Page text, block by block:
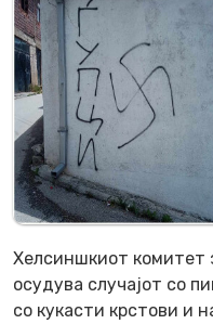
Хелсиншкиот комитет
осудува случајот со
со кукасти крстови и